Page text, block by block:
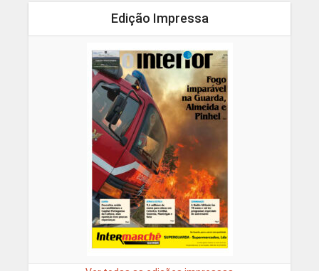
Edição Impressa